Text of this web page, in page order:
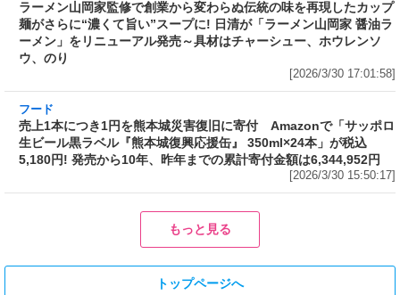
ン」をリニューアル発売～具材はチャーシュ
ー、ホウレンソウ、のり
[2026/3/30 17:01:58]
売上1本につき1円を熊本城災害復旧に寄付
城復興応援缶』 350ml×24本」が税込5,180円!
発売から10年、昨年までの累計寄付金額は
6,344,952円
[2026/3/30 15:50:17]
発売～具材は謎肉、キャベツ、チ
フード
や薬味などもついて税込2,200円!